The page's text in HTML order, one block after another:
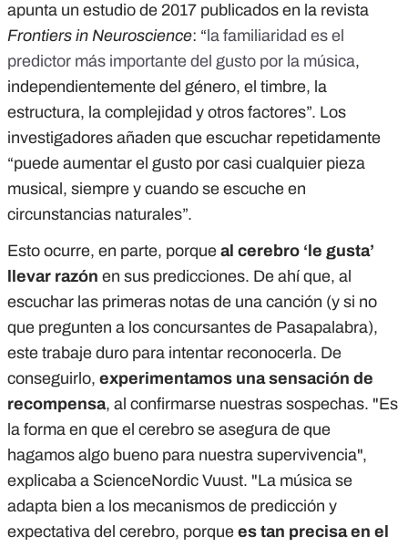
apunta un estudio de 2017 publicados en la revista
Frontiers in Neuroscience: “ la familiaridad es el
predictor más importante del gusto por la música,
independientemente del género, el timbre, la
estructura, la complejidad y otros factores”. Los
investigadores añaden que escuchar repetidamente
“puede aumentar el gusto por casi cualquier pieza
musical, siempre y cuando se escuche en
circunstancias naturales”.
Esto ocurre, en parte, porque al cerebro ‘le gusta’
llevar razón en sus predicciones. De ahí que, al
escuchar las primeras notas de una canción (y si no
que pregunten a los concursantes de Pasapalabra),
este trabaje duro para intentar reconocerla. De
conseguirlo, experimentamos una sensación de
recompensa, al confirmarse nuestras sospechas. "Es
la forma en que el cerebro se asegura de que
hagamos algo bueno para nuestra supervivencia",
explicaba a ScienceNordic Vuust. "La música se
adapta bien a los mecanismos de predicción y
expectativa del cerebro, porque es tan precisa en el